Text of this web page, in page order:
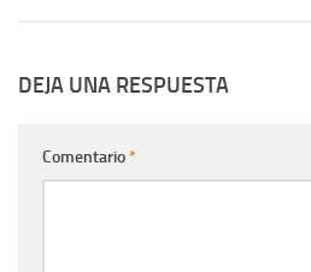
DEJA UNA RESPUESTA
Comentario*